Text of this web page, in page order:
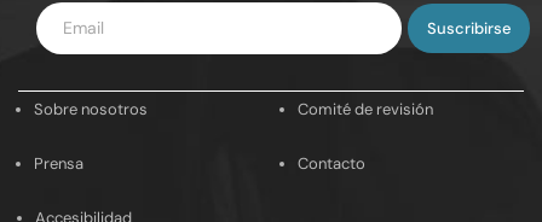
Introduce
tu
Sobre nosotros Comité de revisión
Prensa Contacto
Accesibilidad